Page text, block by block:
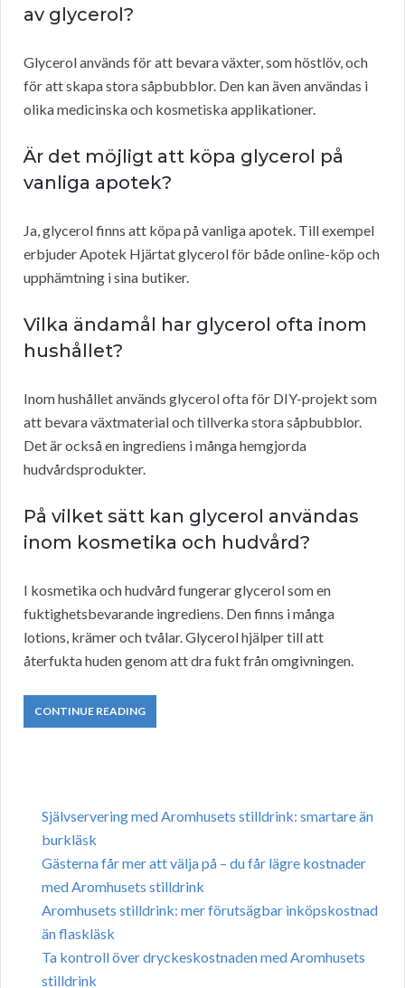
av glycerol?
Glycerol används för att bevara växter, som höstlöv, och
för att skapa stora såpbubblor. Den kan även användas i
olika medicinska och kosmetiska applikationer.
Är det möjligt att köpa glycerol på
vanliga apotek?
Ja, glycerol finns att köpa på vanliga apotek. Till exempel
erbjuder Apotek Hjärtat glycerol för både online-köp och
upphämtning i sina butiker.
Vilka ändamål har glycerol ofta inom
hushållet?
Inom hushållet används glycerol ofta för DIY-projekt som
att bevara växtmaterial och tillverka stora såpbubblor.
Det är också en ingrediens i många hemgjorda
hudvårdsprodukter.
På vilket sätt kan glycerol användas
inom kosmetika och hudvård?
I kosmetika och hudvård fungerar glycerol som en
fuktighetsbevarande ingrediens. Den finns i många
lotions, krämer och tvålar. Glycerol hjälper till att
återfukta huden genom att dra fukt från omgivningen.
CONTINUE READING
Självservering med Aromhusets stilldrink: smartare än
burkläsk
Gästerna får mer att välja på – du får lägre kostnader
med Aromhusets stilldrink
Aromhusets stilldrink: mer förutsägbar inköpskostnad
än flaskläsk
Ta kontroll över dryckeskostnaden med Aromhusets
stilldrink